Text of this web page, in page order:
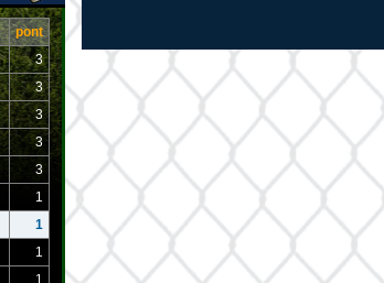
pont
3
3
3
3
3
1
1
1
1